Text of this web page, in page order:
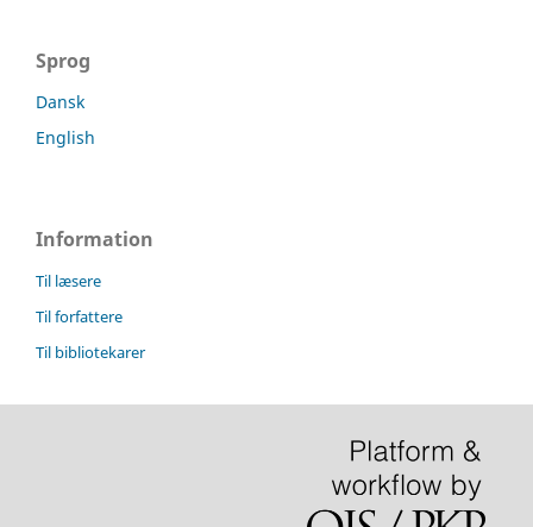
Sprog
Dansk
English
Information
Til læsere
Til forfattere
Til bibliotekarer